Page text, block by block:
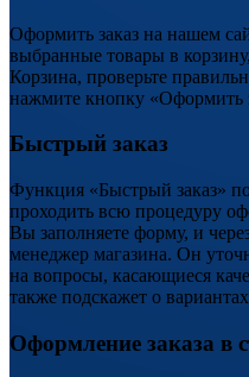
Оформить заказ на нашем
выбранные товары в
Корзина, проверьте
нажмите кнопку «Оформить
Быстрый заказ
Функция «Быстрый заказ»
проходить всю процедуру
Вы заполняете форму, и
менеджер магазина. Он
на вопросы, касающиеся
также подскажет о
Оформление заказа в